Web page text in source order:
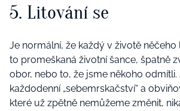
5. Litování se
Je normální, že každý v životě něčeho
to promeškaná životní šance, špatně
obor, nebo to, že jsme někoho odmítli.
každodenní „sebemrskačství“ a
které už zpětně nemůžeme změnit,